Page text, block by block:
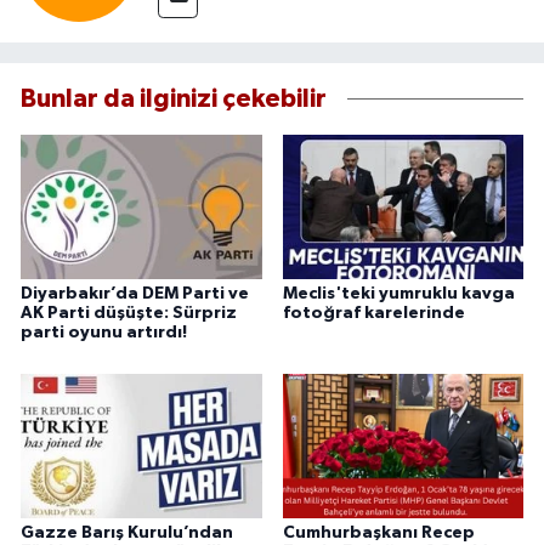
Bunlar da ilginizi çekebilir
Diyarbakır’da DEM Parti ve
AK Parti düşüşte: Sürpriz
parti oyunu artırdı!
Meclis'teki yumruklu kavga
fotoğraf karelerinde
Gazze Barış Kurulu’ndan
Cumhurbaşkanı Recep